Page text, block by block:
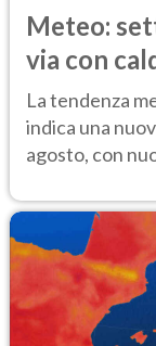
Meteo:
via con
temporale
La tendenza
indica una
agosto, con